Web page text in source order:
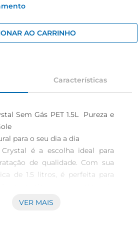
AO CARRINHO
Características
Sem Gás PET 1.5L  Pureza e
para o seu dia a dia
é a escolha ideal para
de qualidade. Com sua
de 1.5 litros, é perfeita para
ou durante atividades ao ar
VER MAIS